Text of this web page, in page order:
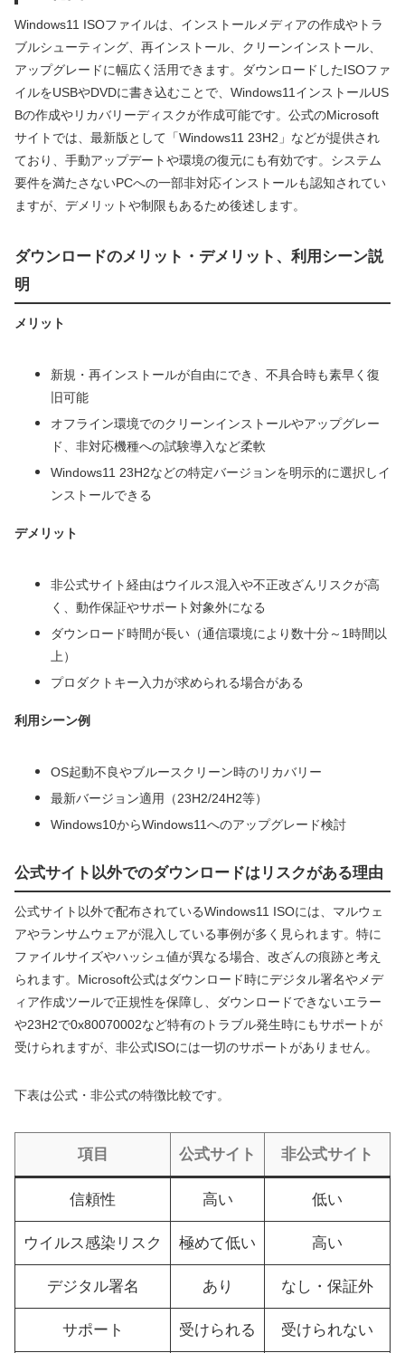
Windows11 ISOファイルは、インストールメディアの作成やトラ
ブルシューティング、再インストール、クリーンインストール、
アップグレードに幅広く活用できます。ダウンロードしたISOファ
イルをUSBやDVDに書き込むことで、Windows11インストールUS
Bの作成やリカバリーディスクが作成可能です。公式のMicrosoft
サイトでは、最新版として「Windows11 23H2」などが提供され
ており、手動アップデートや環境の復元にも有効です。システム
要件を満たさないPCへの一部非対応インストールも認知されてい
ますが、デメリットや制限もあるため後述します。
ダウンロードのメリット・デメリット、利用シーン説
明
メリット
新規・再インストールが自由にでき、不具合時も素早く復
旧可能
オフライン環境でのクリーンインストールやアップグレー
ド、非対応機種への試験導入など柔軟
Windows11 23H2などの特定バージョンを明示的に選択しイ
ンストールできる
デメリット
非公式サイト経由はウイルス混入や不正改ざんリスクが高
く、動作保証やサポート対象外になる
ダウンロード時間が長い（通信環境により数十分～1時間以
上）
プロダクトキー入力が求められる場合がある
利用シーン例
OS起動不良やブルースクリーン時のリカバリー
最新バージョン適用（23H2/24H2等）
Windows10からWindows11へのアップグレード検討
公式サイト以外でのダウンロードはリスクがある理由
公式サイト以外で配布されているWindows11 ISOには、マルウェ
アやランサムウェアが混入している事例が多く見られます。特に
ファイルサイズやハッシュ値が異なる場合、改ざんの痕跡と考え
られます。Microsoft公式はダウンロード時にデジタル署名やメデ
ィア作成ツールで正規性を保障し、ダウンロードできないエラー
や23H2で0x80070002など特有のトラブル発生時にもサポートが
受けられますが、非公式ISOには一切のサポートがありません。
下表は公式・非公式の特徴比較です。
項目 公式サイト 非公式サイト
信頼性 高い 低い
ウイルス感染リスク 極めて低い 高い
デジタル署名 あり なし・保証外
サポート 受けられる 受けられない